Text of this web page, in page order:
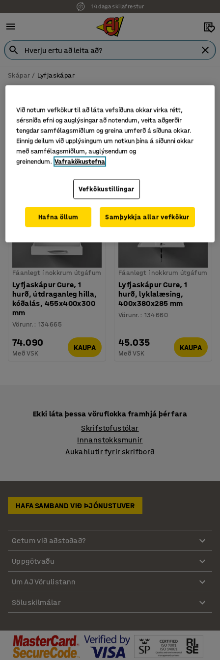
14 daga skilafrestur
Skápar Lyfjaskápar
Sía Flokka
2 vörur
Fáanlegt í nokkrum útgáfum
Lyfjaskápur Cure, 1
hurð, útdraganleg hilla,
kóðalás, 455x400x300
mm
Vörunr. : 134665
74.090
Með VSK
KAUPA
Fáanlegt í nokkrum útgáfum
Lyfjaskápur Cure, 1
hurð, lyklalæsing,
400x380x285 mm
Vörunr. : 134660
45.035
Með VSK
KAUPA
Ekki láta þessa vöruflokka framhjá þér fara
Skrifstofustólar
Innanstokksmunir
Aukahlutir fyrir skrifborð
HAFA SAMBAND VIÐ ÞJÓNUSTUVER
Getum við aðstoðað?
Uppgötvaðu
Um AJ Vörulistann
Söluskilmálar
Við notum vefkökur til að láta vefsíðuna okkar virka rétt,
sérsníða efni og auglýsingar að notendum, veita aðgerðir
tengdar samfélagsmiðlum og greina umferð á síðuna okkar.
Einnig deilum við upplýsingum um notkun þína á síðunni okkar
með samfélagsmiðlum, auglýsendum og
greinendum. Vafrakökustefna
Vefkökustillingar
Hafna öllum Samþykkja allar vefkökur